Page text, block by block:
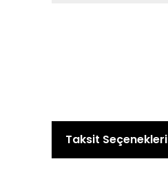
Taksit Seçenekleri